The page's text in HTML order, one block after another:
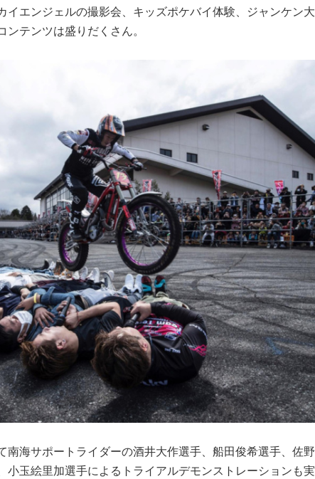
イエンジェルの撮影会、キッズポケバイ体験、ジャンケン大
テンツは盛りだくさん。
南海サポートライダーの酒井大作選手、船田俊希選手、佐野
小玉絵里加選手によるトライアルデモンストレーションも実